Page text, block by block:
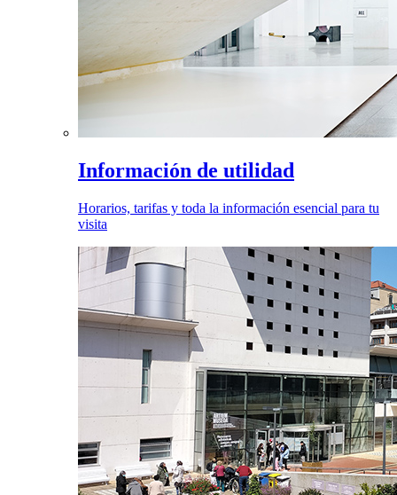
Información de utilidad
Horarios, tarifas y toda la información esencial para tu
visita